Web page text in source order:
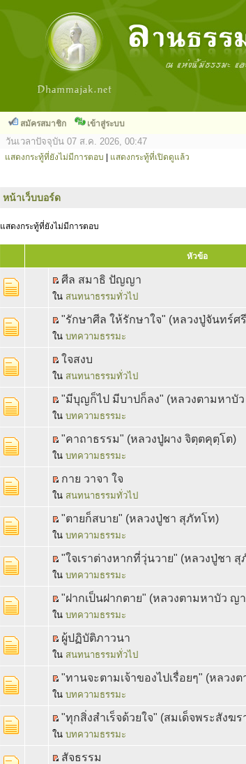
สมัครสมาชิก เข้าสู่ระบบ
วันเวลาปัจจุบัน 07 ส.ค. 2026, 00:47
แสดงกระทู้ที่ยังไม่มีการตอบ แสดงกระทู้ที่เปิดดูแล้ว
หน้าเว็บบอร์ด
แสดงกระทู้ที่ยังไม่มีการตอบ
หัวข้อ
ศีล สมาธิ ปัญญา
ใน สนทนาธรรมทั่วไป
"รักษาศีล ให้รักษาใจ" (หลวงปู่จันทร์ศ
ใน บทความธรรมะ
ใจสงบ
ใน สนทนาธรรมทั่วไป
"มีบุญก็ไป มีบาปก็ลง" (หลวงตามหา
ใน บทความธรรมะ
"คาถาธรรม" (หลวงปู่ผาง จิตฺตคุตฺโต)
ใน บทความธรรมะ
กาย วาจา ใจ
ใน สนทนาธรรมทั่วไป
"ตายก็สบาย" (หลวงปู่ชา สุภัทโท)
ใน บทความธรรมะ
"ใจเราต่างหากที่วุ่นวาย" (หลวงปู่ชา
ใน บทความธรรมะ
"ฝากเป็นฝากตาย" (หลวงตามหาบัว
ใน บทความธรรมะ
ผู้ปฏิบัติภาวนา
ใน สนทนาธรรมทั่วไป
"ทานจะตามเจ้าของไปเรื่อยๆ" (หลว
ใน บทความธรรมะ
"ทุกสิ่งสำเร็จด้วยใจ" (สมเด็จพระสังฆร
ใน บทความธรรมะ
สัจธรรม